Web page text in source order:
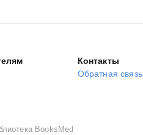
Контакты
Обратная связь
BooksMed